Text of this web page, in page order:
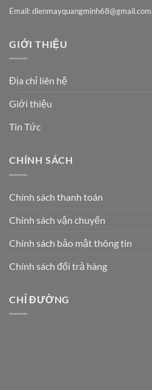
Email:dienmayquangminh68@gmail.com
GIỚI THIỆU
Địa chỉ liên hệ
Giới thiệu
Tin Tức
CHÍNH SÁCH
Chính sách thanh toán
Chính sách vận chuyển
Chính sách bảo mật thông tin
Chính sách đổi trả hàng
CHỈ ĐƯỜNG